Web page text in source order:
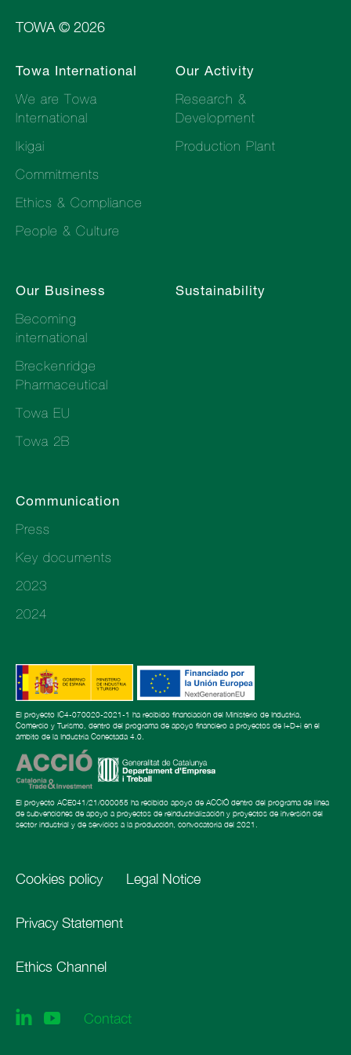
TOWA © 2026
Towa International
We are Towa
International
Ikigai
Commitments
Ethics & Compliance
People & Culture
Our Activity
Research &
Development
Production Plant
Our Business
Becoming
international
Breckenridge
Pharmaceutical
Towa EU
Towa 2B
Sustainability
Communication
Press
Key documents
2023
2024
El proyecto IC4-070020-2021-1 ha recibido financiación del Ministerio de Industria,
Comercio y Turismo, dentro del programa de apoyo financiero a proyectos de I+D+i en el
ámbito de la Industria Conectada 4.0.
El proyecto ACE041/21/000055 ha recibido apoyo de ACCIÓ dentro del programa de línea
de subvenciones de apoyo a proyectos de reindustrialización y proyectos de inversión del
sector industrial y de servicios a la producción, convocatoria del 2021.
Cookies policy Legal Notice
Privacy Statement
Ethics Channel
FollowContact